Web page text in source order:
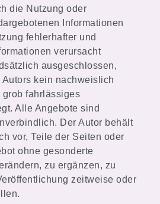
die Nutzung oder
Informationen
fehlerhafter und
verursacht
ausgeschlossen,
kein nachweislich
fahrlässiges
Alle Angebote sind
Der Autor behält
vor, Teile der Seiten oder
ohne gesonderte
zu ergänzen, zu
zeitweise oder